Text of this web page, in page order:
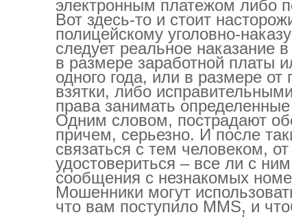
электронным платежом либо
Вот здесь-то и стоит
полицейскому уголовно-
следует реальное наказание
в размере заработной платы
одного года, или в размере
взятки, либо
права занимать
Одним словом, пострадают
причем, серьезно. И после
связаться с тем человеком,
удостовериться – все ли с
сообщения с незнакомых
Мошенники могут
что вам поступило ММS, и